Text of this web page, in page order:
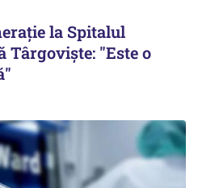
la Spitalul
Târgoviște: "Este o